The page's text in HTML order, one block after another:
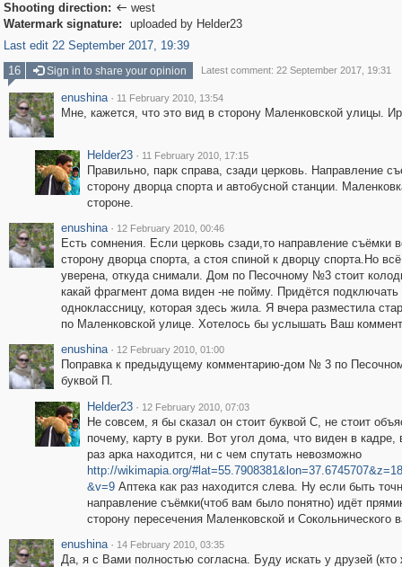
Shooting direction:  west
Watermark signature:
uploaded by Helder23
Last edit 22 September 2017, 19:39
16
Sign in to share your opinion Latest comment: 22 September 2017, 19:31
enushina · 11 February 2010, 13:54
Мне, кажется, что это вид в сторону Маленковской улицы.
Helder23 · 11 February 2010, 17:15
Правильно, парк справа, сзади церковь. Направление
сторону дворца спорта и автобусной станции.
стороне.
enushina · 12 February 2010, 00:46
Есть сомнения. Если церковь сзади,то направление съёмки
сторону дворца спорта, а стоя спиной к дворцу спорта.Но
уверена, откуда снимали. Дом по Песочному №3 стоит
какай фрагмент дома виден -не пойму. Придётся подключать
одноклассницу, которая здесь жила. Я вчера разместила
по Маленковской улице. Хотелось бы услышать Ваш
enushina · 12 February 2010, 01:00
Поправка к предыдущему комментарию-дом № 3 по
буквой П.
Helder23 · 12 February 2010, 07:03
Не совсем, я бы сказал он стоит буквой С, не стоит
почему, карту в руки. Вот угол дома, что виден в кадре,
раз арка находится, ни с чем спутать невозможно
http://wikimapia.org/
&v=9Аптека как раз находится слева. Ну если быть
направление съёмки(чтоб вам было понятно) идёт
сторону пересечения Маленковской и Сокольнического
enushina · 14 February 2010, 03:35
Да, я с Вами полностью согласна. Буду искать у друзей